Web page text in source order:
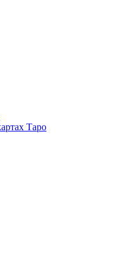
Таро